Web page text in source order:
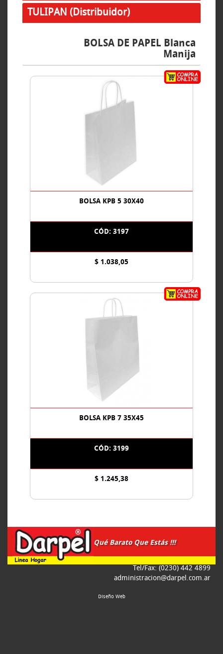
TULIPAN (Distribuidor)
BOLSA DE PAPEL Blanca
Manija
BOLSA KPB 5 30X40
CÓD: 3197
$ 1.038,05
BOLSA KPB 7 35X45
CÓD: 3199
$ 1.245,38
Qué Barato Que Estás !!!
Tel/Fax: (0230) 442 4899
administracion@darpel.com.ar
Diseño Web